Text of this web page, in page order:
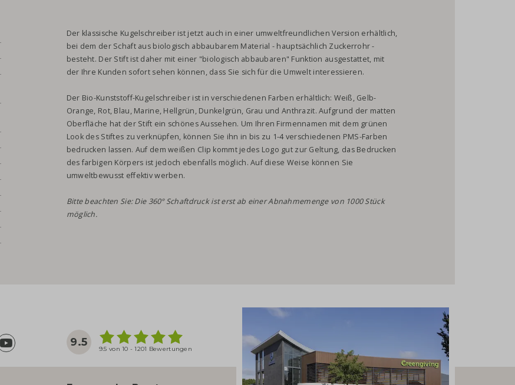
Der klassische Kugelschreiber ist jetzt auch in einer umweltfreundlichen Version erhältlich,
bei dem der Schaft aus biologisch abbaubarem Material - hauptsächlich Zuckerrohr -
besteht. Der Stift ist daher mit einer "biologisch abbaubaren" Funktion ausgestattet, mit
der Ihre Kunden sofort sehen können, dass Sie sich für die Umwelt interessieren.
Der Bio-Kunststoff-Kugelschreiber ist in verschiedenen Farben erhältlich: Weiß, Gelb-
Orange, Rot, Blau, Marine, Hellgrün, Dunkelgrün, Grau und Anthrazit. Aufgrund der matten
Oberfläche hat der Stift ein schönes Aussehen. Um Ihren Firmennamen mit dem grünen
Look des Stiftes zu verknüpfen, können Sie ihn in bis zu 1-4 verschiedenen PMS-Farben
bedrucken lassen. Auf dem weißen Clip kommt jedes Logo gut zur Geltung, das Bedrucken
des farbigen Körpers ist jedoch ebenfalls möglich. Auf diese Weise können Sie
umweltbewusst effektiv werben.
Bitte beachten Sie: Die 360° Schaftdruck ist erst ab einer Abnahmemenge von 1000 Stück
möglich.
9.5
9.5 von 10 - 1201 Bewertungen